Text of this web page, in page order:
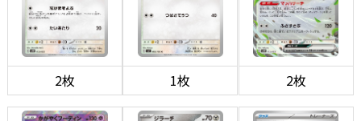
2枚 1枚 2枚